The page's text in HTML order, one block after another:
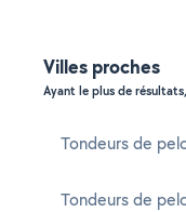
Villes proches
Ayant le plus de
Tondeurs de
Tondeurs de